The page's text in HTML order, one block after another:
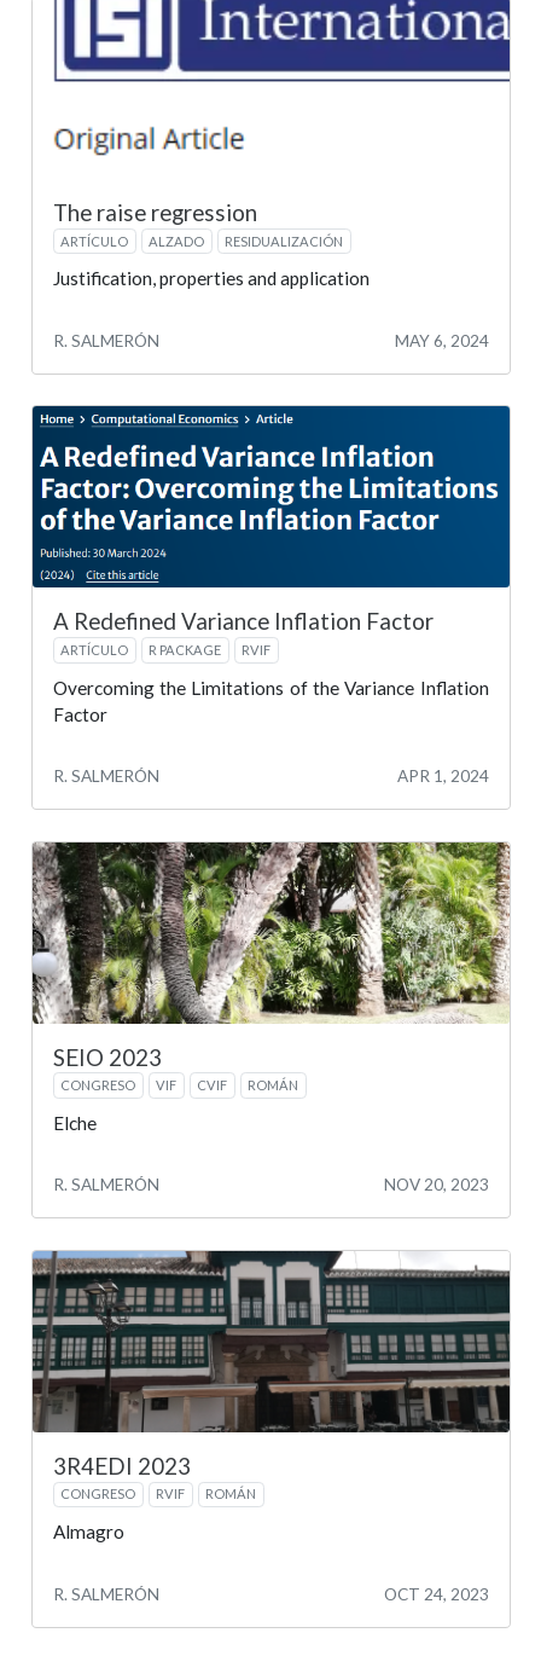
The raise regression
ARTÍCULO ALZADO RESIDUALIZACIÓN
Justification, properties and application
R. SALMERÓN MAY 6, 2024
A Redefined Variance Inflation Factor
ARTÍCULO R PACKAGE RVIF
Overcoming the Limitations of the Variance Inflation
Factor
R. SALMERÓN APR 1, 2024
SEIO 2023
CONGRESO VIF CVIF ROMÁN
Elche
R. SALMERÓN NOV 20, 2023
3R4EDI 2023
CONGRESO RVIF ROMÁN
Almagro
R. SALMERÓN OCT 24, 2023